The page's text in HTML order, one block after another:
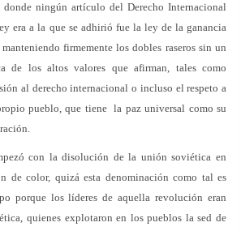
ningún artículo del Derecho Internacional
era a la que se adhirió fue la ley de la ganancia
firmemente los dobles raseros sin un
de los altos valores que afirman, tales como
al derecho internacional o incluso el respeto a
pueblo, que tiene la paz universal como su
con la disolución de la unión soviética en
de color, quizá esta denominación como tal es
porque los líderes de aquella revolución eran
quienes explotaron en los pueblos la sed de